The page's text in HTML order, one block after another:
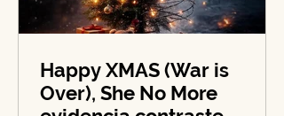
Happy XMAS (War is